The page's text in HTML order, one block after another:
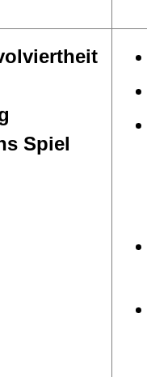
Spiel